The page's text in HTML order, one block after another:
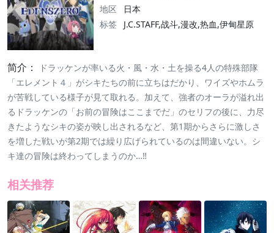
地区
日本
标签
J.C.STAFF,战斗,漫改,热血,伊甸星原
简介：
ドラッケンが率いる火・風・水・土を操る4人の特殊部隊
「エレメント４」がシキたちの前に立ちはだかり、ワイズやホムラ
が苦戦している様子が見て取れる。加えて、強者のオーラが溢れ出
るドラッケンの「お前の冒険はここまでだ」のセリフの後に、力尽
きたようなシキの姿が映し出されるなど、第1期からさらに激しさ
を増した戦いが第2期では繰り広げられているのは間違いない。シ
キ達の冒険は終わってしまうのか…‼
相关推荐